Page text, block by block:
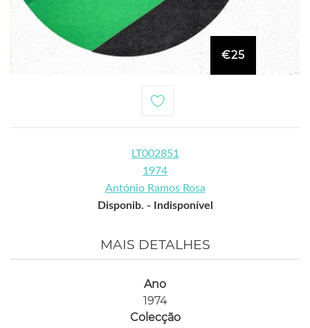
€25
LT002851
1974
António Ramos Rosa
Disponib. -
Indisponível
MAIS DETALHES
Ano
1974
Colecção